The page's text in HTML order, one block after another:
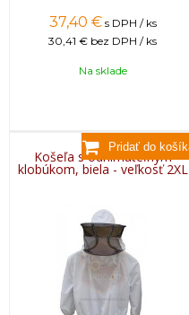
37,40 € s DPH / ks
30,41 € bez DPH / ks
Na sklade
Košeľa s odnímateľným
klobúkom, biela - veľkosť 2XL